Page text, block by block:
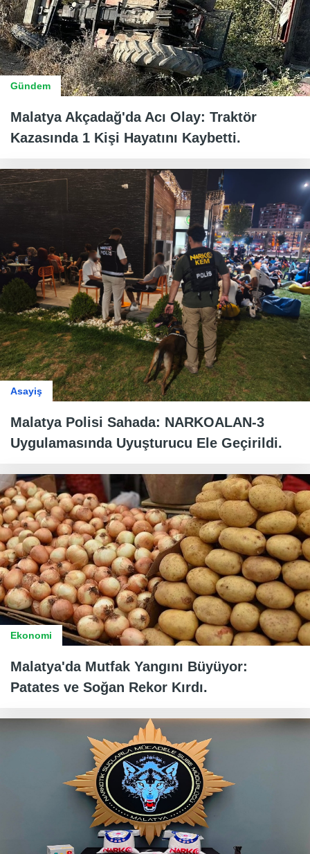
Gündem
Malatya Akçadağ'da Acı Olay: Traktör
Kazasında 1 Kişi Hayatını Kaybetti.
Asayiş
Malatya Polisi Sahada: NARKOALAN-3
Uygulamasında Uyuşturucu Ele Geçirildi.
Ekonomi
Malatya'da Mutfak Yangını Büyüyor:
Patates ve Soğan Rekor Kırdı.